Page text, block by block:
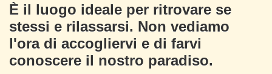
È il luogo ideale per ritrovare se
stessi e rilassarsi. Non vediamo
l'ora di accogliervi e di farvi
conoscere il nostro paradiso.